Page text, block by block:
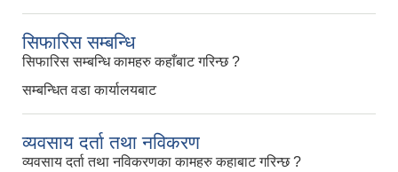
सिफारिस सम्बन्धि
सिफारिस सम्बन्धि कामहरु कहाँबाट गरिन्छ ?
सम्बन्धित वडा कार्यालयबाट
व्यवसाय दर्ता तथा नविकरण
व्यवसाय दर्ता तथा नविकरणका कामहरु कहाबाट गरिन्छ ?